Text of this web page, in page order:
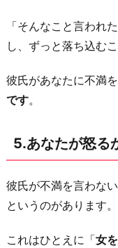
「そんなこと言われ
し、ずっと落ち込む
彼氏があなたに不満を
です。
5.あなたが怒る
彼氏が不満を言わな
というのがあります。
これはひとえに「女